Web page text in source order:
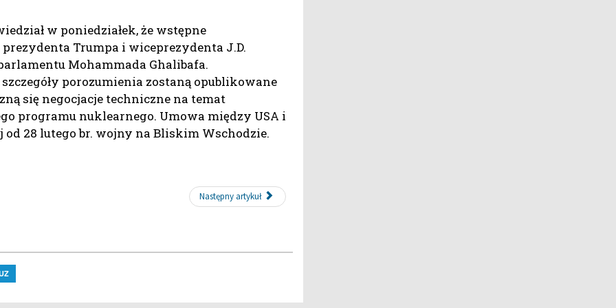
w poniedziałek, że wstępne
Trumpa i wiceprezydenta J.D.
Mohammada Ghalibafa.
porozumienia zostaną opublikowane
się negocjacje techniczne na temat
programu nuklearnego. Umowa między USA i
28 lutego br. wojny na Bliskim Wschodzie.
Następny artykuł